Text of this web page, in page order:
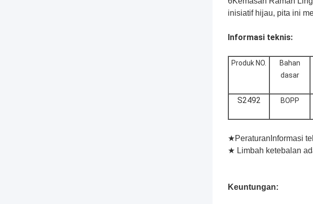
inisiatif hijau, pita ini
Informasi teknis:
Produk NO.
Bahan
dasar
S2492 BOPP
★Peraturan Informasi
★ Limbah ketebalan
Keuntungan: